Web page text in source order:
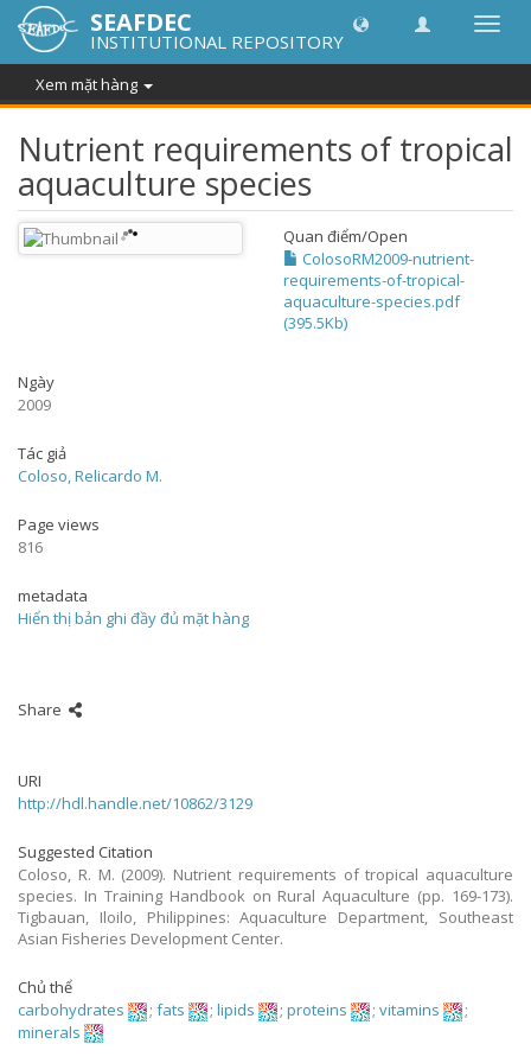
điều
thành
SEAFDEC
INSTITUTIONAL REPOSITORY
Xem mặt hàng
Nutrient requirements of tropical
aquaculture species
Quan điểm/Open
ColosoRM2009-nutrient-
requirements-of-tropical-
aquaculture-species.pdf
(395.5Kb)
Ngày
2009
Tác giả
Coloso, Relicardo M.
Page views
816
metadata
Hiển thị bản ghi đầy đủ mặt hàng
Share
URI
http://hdl.handle.net/10862/3129
Suggested Citation
Coloso, R. M. (2009). Nutrient requirements of tropical aquaculture
species. In Training Handbook on Rural Aquaculture (pp. 169-173).
Tigbauan, Iloilo, Philippines: Aquaculture Department, Southeast
Asian Fisheries Development Center.
Chủ thể
carbohydrates
; fats ; lipids ; proteins ; vitamins
;
minerals